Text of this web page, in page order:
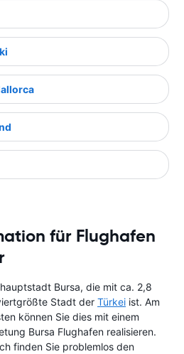
für Flughafen
Bursa, die mit ca. 2,8
Stadt der Türkei ist. Am
können Sie dies mit einem
Bursa Flughafen realisieren.
finden Sie problemlos den